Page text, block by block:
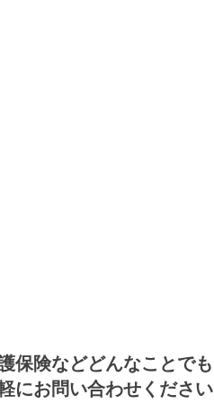
保険などどんなことでも
にお問い合わせください